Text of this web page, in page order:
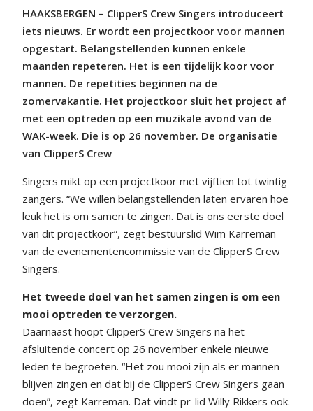
HAAKSBERGEN – ClipperS Crew Singers introduceert
iets nieuws. Er wordt een projectkoor voor mannen
opgestart. Belangstellenden kunnen enkele
maanden repeteren. Het is een tijdelijk koor voor
mannen. De repetities beginnen na de
zomervakantie. Het projectkoor sluit het project af
met een optreden op een muzikale avond van de
WAK-week. Die is op 26 november. De organisatie
van ClipperS Crew
Singers mikt op een projectkoor met vijftien tot twintig
zangers. “We willen belangstellenden laten ervaren hoe
leuk het is om samen te zingen. Dat is ons eerste doel
van dit projectkoor”, zegt bestuurslid Wim Karreman
van de evenementencommissie van de ClipperS Crew
Singers.
Het tweede doel van het samen zingen is om een
mooi optreden te verzorgen.
Daarnaast hoopt ClipperS Crew Singers na het
afsluitende concert op 26 november enkele nieuwe
leden te begroeten. “Het zou mooi zijn als er mannen
blijven zingen en dat bij de ClipperS Crew Singers gaan
doen”, zegt Karreman. Dat vindt pr-lid Willy Rikkers ook.